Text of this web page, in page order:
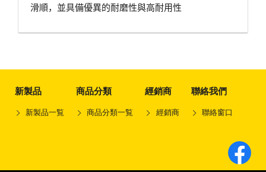
滑順，並具備優異的耐磨性與高耐用性
新製品
新製品一覧
商品分類
商品分類一覧
經銷商
經銷商
聯絡我們
聯絡窗口